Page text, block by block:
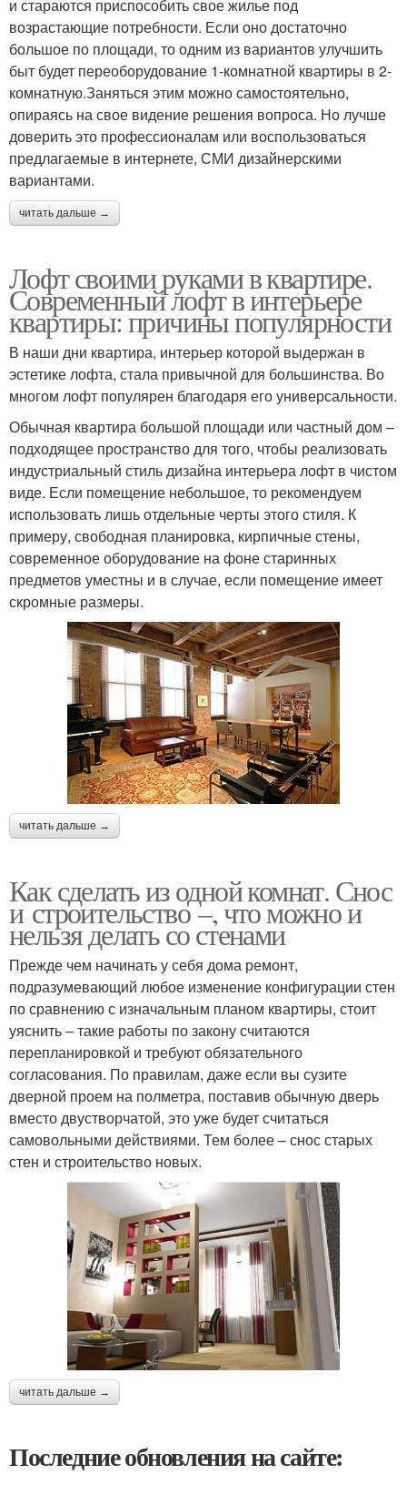
и стараются приспособить свое жилье под
возрастающие потребности. Если оно достаточно
большое по площади, то одним из вариантов улучшить
быт будет переоборудование 1-комнатной квартиры в 2-
комнатную.Заняться этим можно самостоятельно,
опираясь на свое видение решения вопроса. Но лучше
доверить это профессионалам или воспользоваться
предлагаемые в интернете, СМИ дизайнерскими
вариантами.
читать дальше →
Лофт своими руками в квартире.
Современный лофт в интерьере
квартиры: причины популярности
В наши дни квартира, интерьер которой выдержан в
эстетике лофта, стала привычной для большинства. Во
многом лофт популярен благодаря его универсальности.
Обычная квартира большой площади или частный дом –
подходящее пространство для того, чтобы реализовать
индустриальный стиль дизайна интерьера лофт в чистом
виде. Если помещение небольшое, то рекомендуем
использовать лишь отдельные черты этого стиля. К
примеру, свободная планировка, кирпичные стены,
современное оборудование на фоне старинных
предметов уместны и в случае, если помещение имеет
скромные размеры.
читать дальше →
Как сделать из одной комнат. Снос
и строительство –, что можно и
нельзя делать со стенами
Прежде чем начинать у себя дома ремонт,
подразумевающий любое изменение конфигурации стен
по сравнению с изначальным планом квартиры, стоит
уяснить – такие работы по закону считаются
перепланировкой и требуют обязательного
согласования. По правилам, даже если вы сузите
дверной проем на полметра, поставив обычную дверь
вместо двустворчатой, это уже будет считаться
самовольными действиями. Тем более – снос старых
стен и строительство новых.
читать дальше →
Последние обновления на сайте: